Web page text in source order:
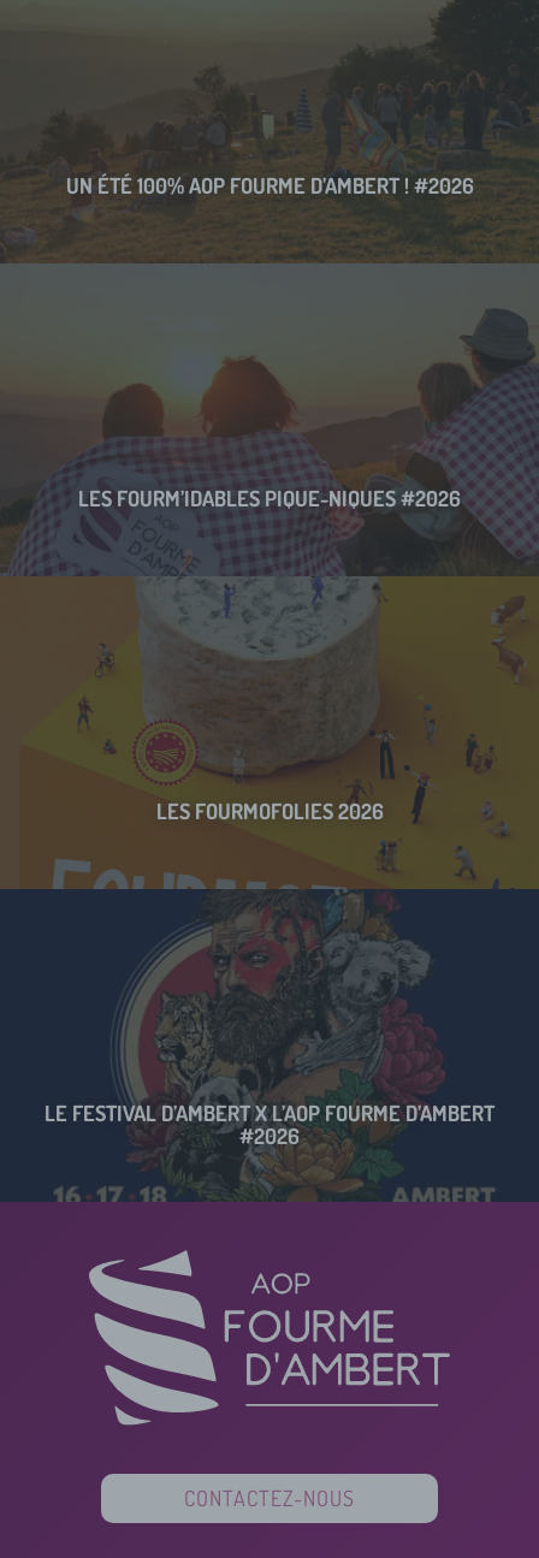
UN ÉTÉ 100% AOP FOURME D’AMBERT ! #2026
LES FOURM’IDABLES PIQUE-NIQUES #2026
LES FOURMOFOLIES 2026
LE FESTIVAL D’AMBERT X L’AOP FOURME D’AMBERT
#2026
CONTACTEZ-NOUS